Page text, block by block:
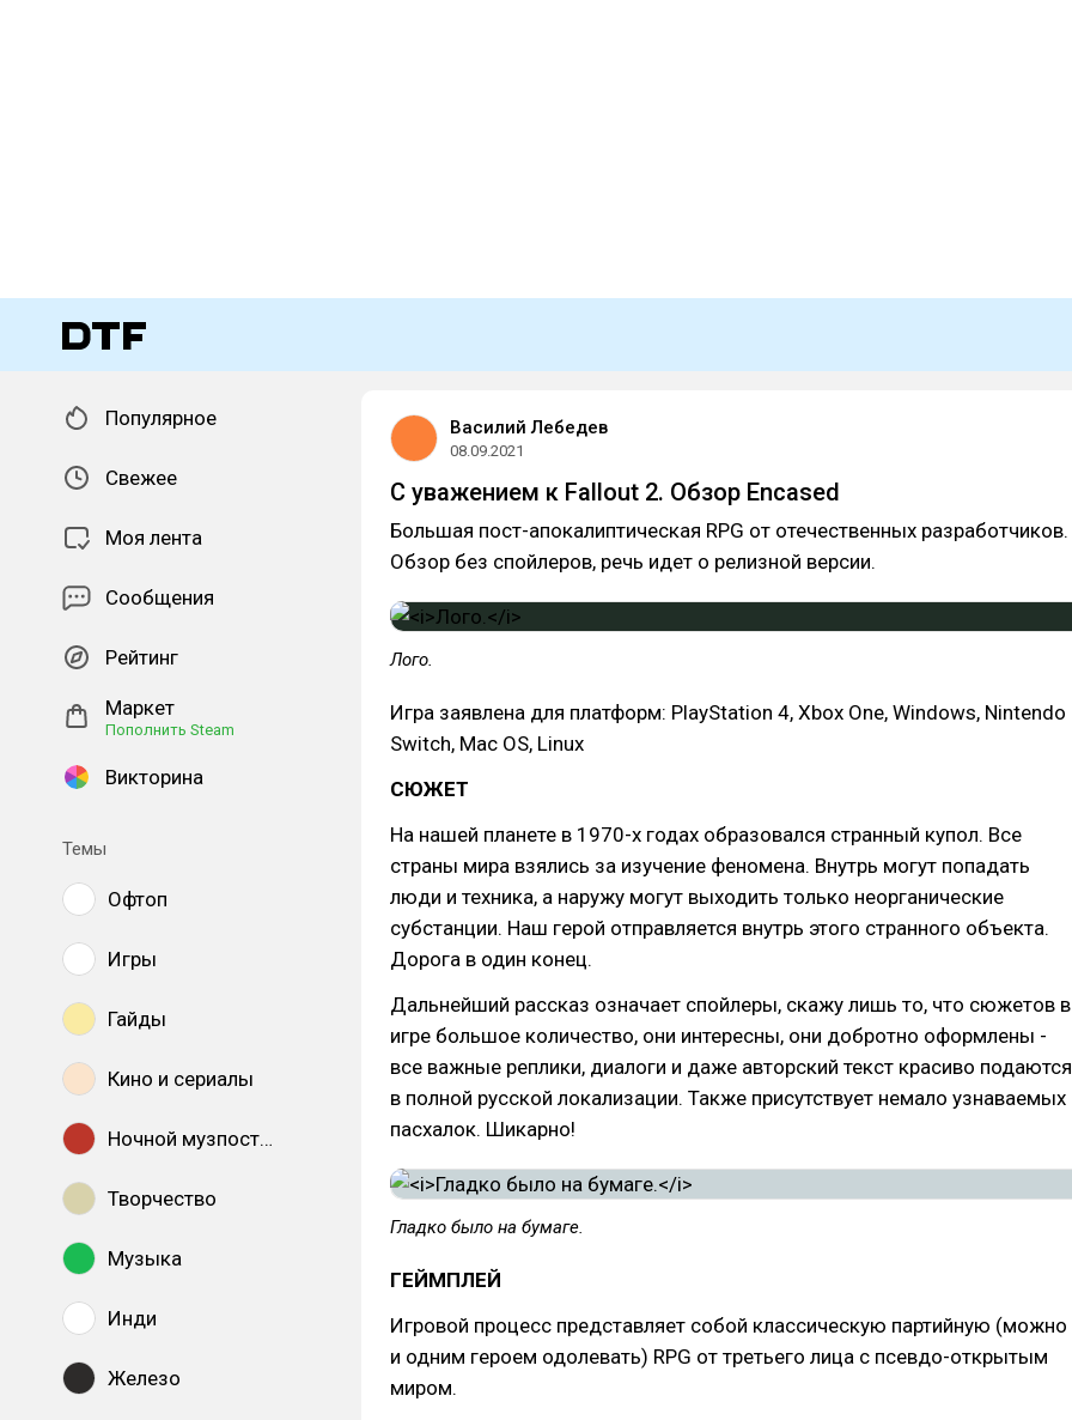
Популярное
Свежее
Моя лента
Сообщения
Рейтинг
Маркет
Пополнить Steam
Викторина
Темы
Офтоп
Игры
Гайды
Кино и сериалы
Ночной музпостинг
Творчество
Музыка
Инди
Железо
Василий Лебедев
08.09.2021
C уважением к Fallout 2. Обзор Encased
Большая пост-апокалиптическая RPG от отечественных разработчиков.
Обзор без спойлеров, речь идет о релизной версии.
Лого.
Игра заявлена для платформ: PlayStation 4, Xbox One, Windows, Nintendo
Switch, Mac OS, Linux
СЮЖЕТ
На нашей планете в 1970-х годах образовался странный купол. Все
страны мира взялись за изучение феномена. Внутрь могут попадать
люди и техника, а наружу могут выходить только неорганические
субстанции. Наш герой отправляется внутрь этого странного объекта.
Дорога в один конец.
Дальнейший рассказ означает спойлеры, скажу лишь то, что сюжетов в
игре большое количество, они интересны, они добротно оформлены -
все важные реплики, диалоги и даже авторский текст красиво подаются
в полной русской локализации. Также присутствует немало узнаваемых
пасхалок. Шикарно!
Гладко было на бумаге.
ГЕЙМПЛЕЙ
Игровой процесс представляет собой классическую партийную (можно
и одним героем одолевать) RPG от третьего лица с псевдо-открытым
миром.